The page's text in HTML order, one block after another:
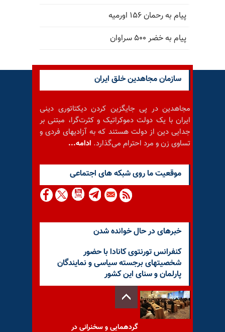
پیام به رحمان ۱۵۶ اورمیه
پیام به خضر ۵۰۰ سراوان
سازمان مجاهدین خلق ایران
مجاهدین در پی جایگزین کردن دیکتاتوری دینی
ایران با یک دولت دموکراتیک و کثرت‌گرا، مبتنی بر
جدایی دین از دولت هستند که به آزادیهای فردی و
تساوی زن و مرد احترام می‌گذارد. ادامه...
موقعيت ما روى شبكه هاى اجتماعى
خبرهای در حال خوانده شدن
کنفرانس تورنتوی کانادا با حضور
شخصیتهای برجسته سیاسی و نمایندگان
پارلمان و سنای این کشور
گردهمایی و سخنرانی در